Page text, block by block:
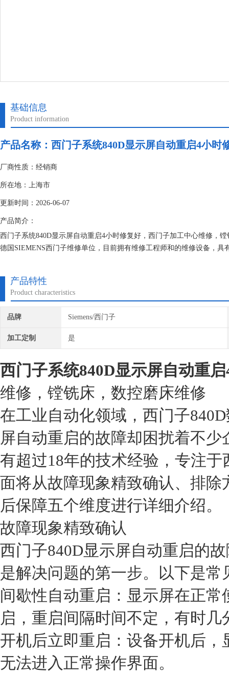
基础信息
Product information
产品名称： 西门子系统840D显示屏自动重启4小时
厂商性质：经销商
所在地：上海市
更新时间：2026-06-07
产品简介：
西门子系统840D显示屏自动重启4小时修复好，西门子加工中心维修，
德国SIEMENS西门子维修单位，目前拥有维修工程师和的维修设备，
产品特性
Product characteristics
品牌 Siemens/西门子
加工定制 是
西门子系统840D显示屏自动重
维修，镗铣床，数控磨床维修
在工业自动化领域，西门子
屏自动重启的故障却困扰着不
有超过18年的技术经验，专注
面将从故障现象精致确认、排
后保障五个维度进行详细介绍。
故障现象精致确认
西门子840D显示屏自动重启的
是解决问题的第一步。以下是常
间歇性自动重启：显示屏在正
启，重启间隔时间不定，有时
开机后立即重启：设备开机后
无法进入正常操作界面。